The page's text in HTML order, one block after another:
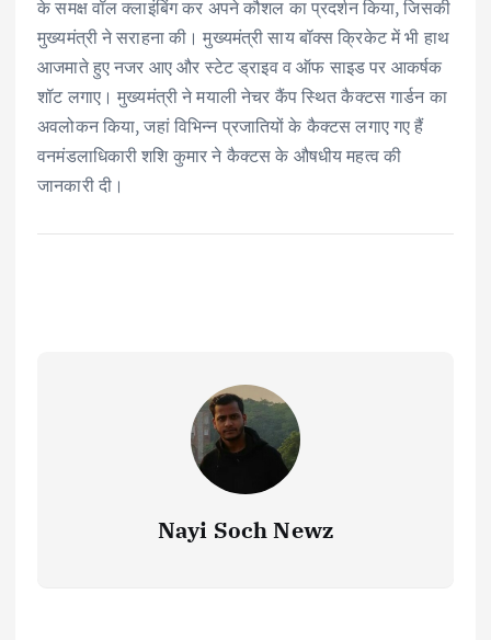
के समक्ष वॉल क्लाइंबिंग कर अपने कौशल का प्रदर्शन किया, जिसकी
मुख्यमंत्री ने सराहना की। मुख्यमंत्री साय बॉक्स क्रिकेट में भी हाथ
आजमाते हुए नजर आए और स्टेट ड्राइव व ऑफ साइड पर आकर्षक
शॉट लगाए। मुख्यमंत्री ने मयाली नेचर कैंप स्थित कैक्टस गार्डन का
अवलोकन किया, जहां विभिन्न प्रजातियों के कैक्टस लगाए गए हैं
वनमंडलाधिकारी शशि कुमार ने कैक्टस के औषधीय महत्व की
जानकारी दी।
Nayi Soch Newz